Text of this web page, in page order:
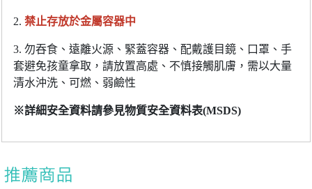
2. 禁止存放於金屬容器中
3. 勿吞食、遠離火源、緊蓋容器、配戴護目鏡、口罩、手
套避免孩童拿取，請放置高處、不慎接觸肌膚，需以大量
清水沖洗、可燃、弱鹼性
※詳細安全資料請參見物質安全資料表(MSDS)